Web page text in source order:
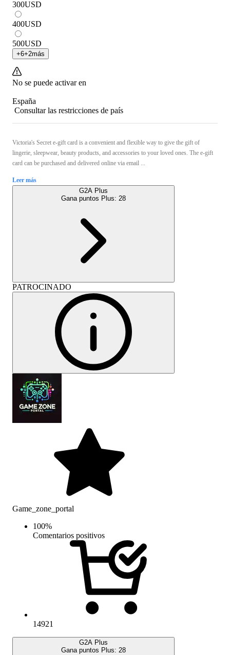
300USD
400USD
500USD
+6+2más
No se puede activar en
España
Consultar las restricciones de país
Victoria's Secret e-gift card is a convenient and flexible way to give the gift of
lingerie, sleepwear, beauty products, and accessories to your loved ones. The e-gift
card can be purchased and delivered online via email ...
Leer más
G2A Plus
Gana puntos Plus: 28
PATROCINADO
Game_zone_portal
100%
Comentarios positivos
14921
G2A Plus
Gana puntos Plus: 28